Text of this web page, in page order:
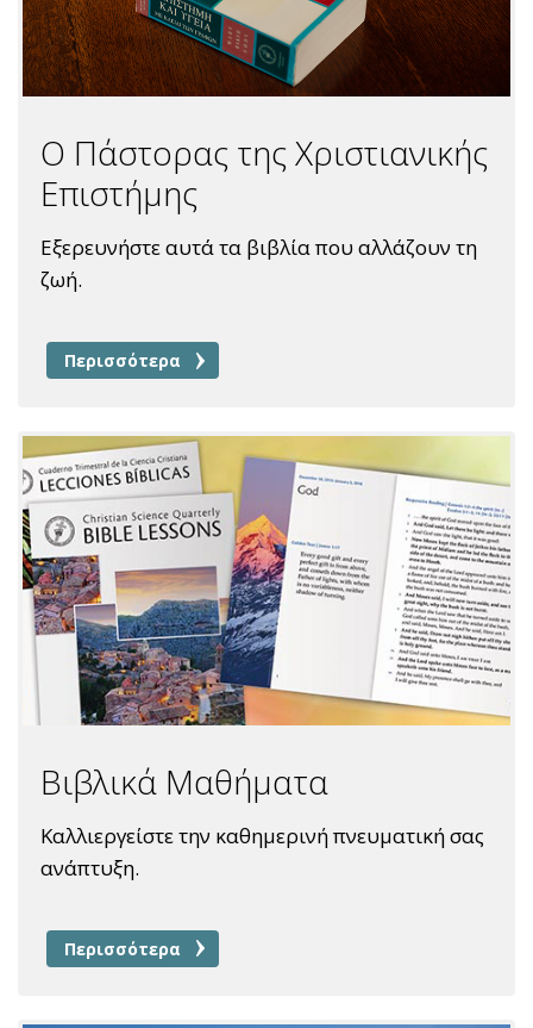
Ο Πάστορας της Χριστιανικής
Επιστήμης
Εξερευνήστε αυτά τα βιβλία που αλλάζουν τη
ζωή.
Περισσότερα
Βιβλικά Μαθήματα
Καλλιεργείστε την καθημερινή πνευματική σας
ανάπτυξη.
Περισσότερα